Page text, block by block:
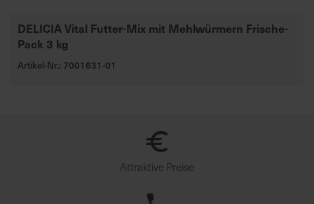
DELICIA Vital Futter-Mix mit Mehlwürmern Frische-
Pack 3 kg
Artikel-Nr.: 7001631-01
Attraktive Preise